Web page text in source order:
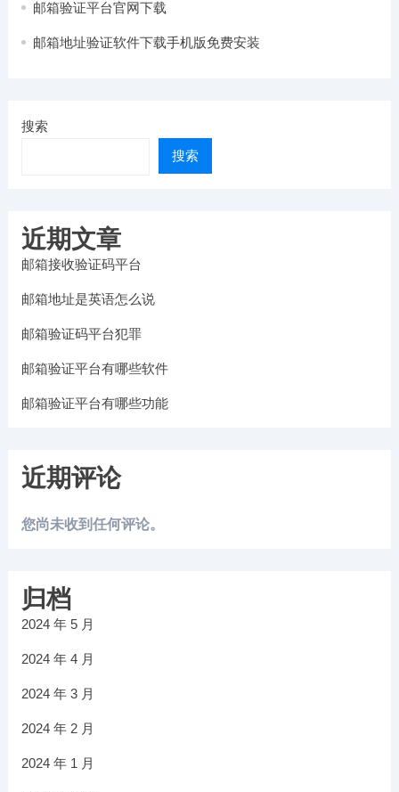
邮箱验证平台官网下载
邮箱地址验证软件下载手机版免费安装
搜索
搜索
近期文章
邮箱接收验证码平台
邮箱地址是英语怎么说
邮箱验证码平台犯罪
邮箱验证平台有哪些软件
邮箱验证平台有哪些功能
近期评论
您尚未收到任何评论。
归档
2024 年 5 月
2024 年 4 月
2024 年 3 月
2024 年 2 月
2024 年 1 月